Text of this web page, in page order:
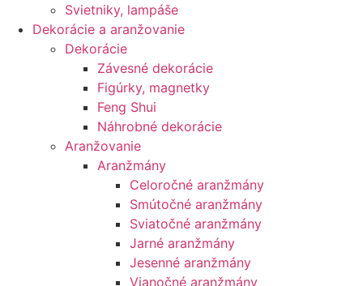
Svietniky, lampáše
Dekorácie a aranžovanie
Dekorácie
Závesné dekorácie
Figúrky, magnetky
Feng Shui
Náhrobné dekorácie
Aranžovanie
Aranžmány
Celoročné aranžmány
Smútočné aranžmány
Sviatočné aranžmány
Jarné aranžmány
Jesenné aranžmány
Vianočné aranžmány